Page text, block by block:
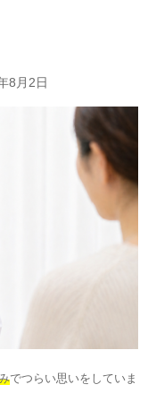
8月2日
でつらい思いをしていま